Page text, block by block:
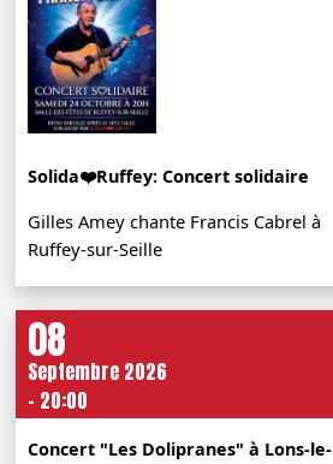
Solida❤️Ruffey: Concert solidaire
Gilles Amey chante Francis Cabrel à
Ruffey-sur-Seille
08
Septembre 2026
- 20:00
Concert "Les Dolipranes" à Lons-le-